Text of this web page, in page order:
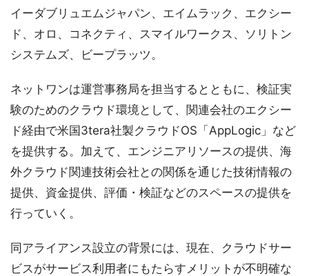
イーダブリュエムジャパン、エイムラック、エクシー
ド、オロ、コネクティ、スマイルワークス、ソリトン
システムズ、ビープラッツ。
ネットワンは運営事務局を担当するとともに、検証実
験のためのクラウド環境として、関連会社のエクシー
ド経由で米国3tera社製クラウドOS「AppLogic」など
を提供する。加えて、エンジニアリソースの提供、海
外クラウド関連技術会社との関係を通じた技術情報の
提供、資金提供、評価・検証などのスペースの提供を
行っていく。
同アライアンス設立の背景には、現在、クラウドサー
ビスがサービス利用者にもたらすメリットが不明確な